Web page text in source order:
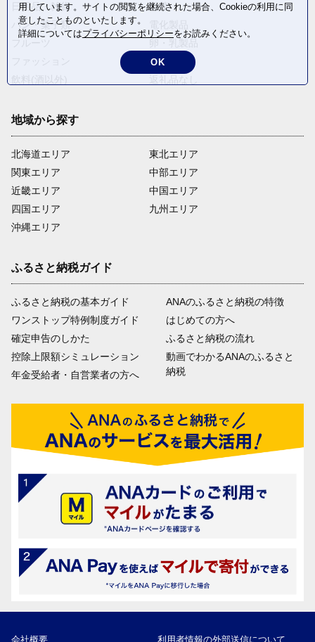
日用品・雑貨
野菜
パン・菓子類
米・穀物
地域から探す
北海道エリア
関東エリア
近畿エリア
四国エリア
沖縄エリア
東北エリア
中部エリア
中国エリア
九州エリア
ふるさと納税ガイド
ふるさと納税の基本ガイド
ワンストップ特例制度ガイド
確定申告のしかた
控除上限額シミュレーション
年金受給者・自営業者の方へ
ANAのふるさと納税の特徴
はじめての方へ
ふるさと納税の流れ
動画でわかるANAのふるさと
納税
会社概要 利用者情報の外部送信について
用しています。サイトの閲覧を継続された場合、Cookieの利用に同
意したことものといたします。
詳細についてはプライバシーポリシーをお読みください。
OK